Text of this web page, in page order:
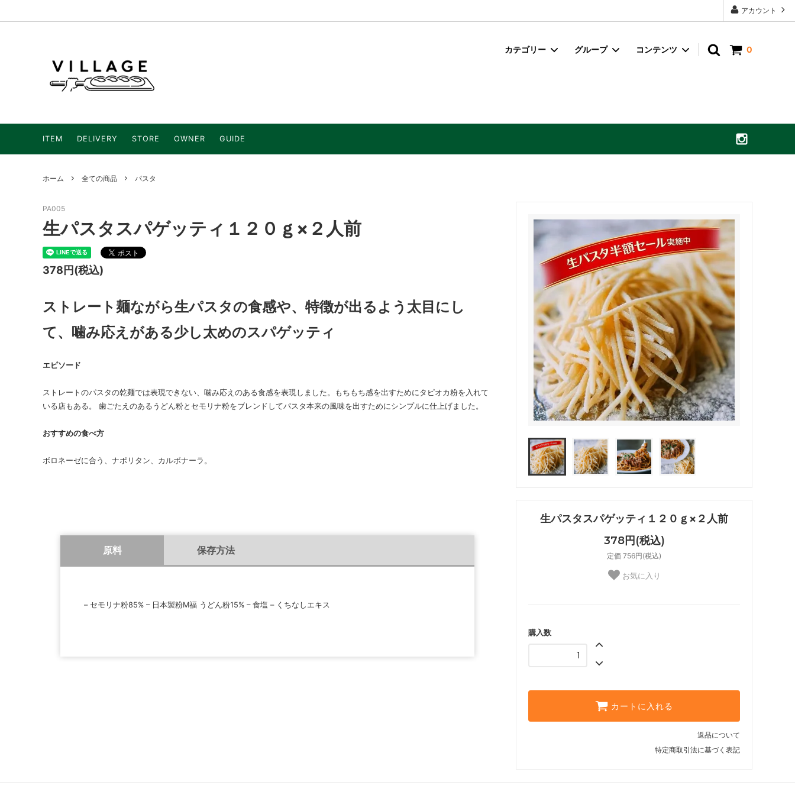
アカウント
0
カテゴリー
全ての商品
グループ
christmas
コンテンツ
STORE
OWNER
ITEM DELIVERY STORE OWNER GUIDE
ホーム 全ての商品 パスタ
生パスタスパゲッティ１２０ｇ×２人前
378円(税込)
定価 756円(税込)
お気に入り
購入数
カートに入れる
返品について
特定商取引法に基づく表記
PA005
生パスタスパゲッティ１２０ｇ×２人前
378円(税込)
ストレート麺ながら生パスタの食感や、特徴が出るよう太目にし
て、噛み応えがある少し太めのスパゲッティ
エピソード
ストレートのパスタの乾麺では表現できない、噛み応えのある食感を表現しました。もちもち感を出すためにタピオカ粉を入れて
いる店もある。 歯ごたえのあるうどん粉とセモリナ粉をブレンドしてパスタ本来の風味を出すためにシンプルに仕上げました。
おすすめの食べ方
ボロネーゼに合う、ナポリタン、カルボナーラ。
原料 保存方法
– セモリナ粉85% – 日本製粉M福 うどん粉15% – 食塩 – くちなしエキス